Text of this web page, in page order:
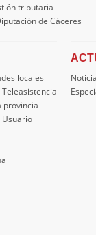
tributaria
de Cáceres
locales
provincia
Usuario